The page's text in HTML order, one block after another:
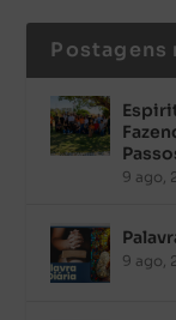
Postagens
9 ago,
9 ago,